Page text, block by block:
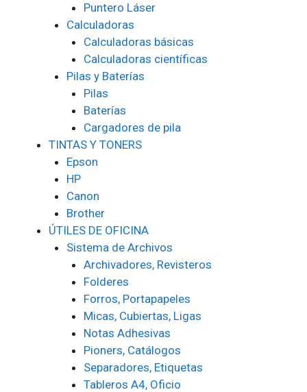
Puntero Láser
Calculadoras
Calculadoras básicas
Calculadoras científicas
Pilas y Baterías
Pilas
Baterías
Cargadores de pila
TINTAS Y TONERS
Epson
HP
Canon
Brother
ÚTILES DE OFICINA
Sistema de Archivos
Archivadores, Revisteros
Folderes
Forros, Portapapeles
Micas, Cubiertas, Ligas
Notas Adhesivas
Pioners, Catálogos
Separadores, Etiquetas
Tableros A4, Oficio